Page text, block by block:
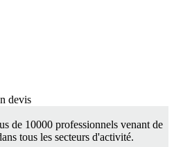
devis
de 10000 professionnels venant de
tous les secteurs d'activité.